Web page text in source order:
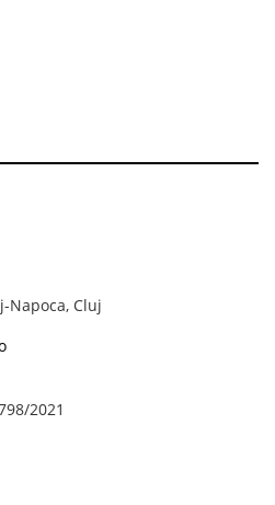
Napoca, Cluj
2021